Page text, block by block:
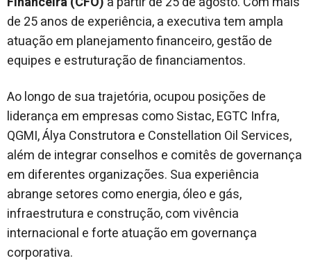
de 25 anos de experiência, a executiva tem ampla
atuação em planejamento financeiro, gestão de
equipes e estruturação de financiamentos.
Ao longo de sua trajetória, ocupou posições de
liderança em empresas como Sistac, EGTC Infra,
QGMI, Álya Construtora e Constellation Oil Services,
além de integrar conselhos e comitês de governança
em diferentes organizações. Sua experiência
abrange setores como energia, óleo e gás,
infraestrutura e construção, com vivência
internacional e forte atuação em governança
corporativa.